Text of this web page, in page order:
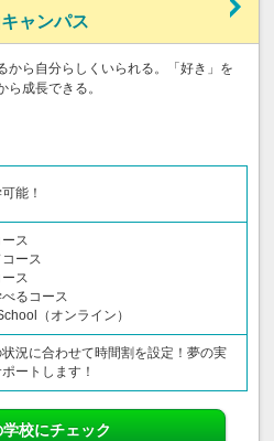
ャンパス
から自分らしくいられる。「好き」を
ら成長できる。
能！
ス
ース
ス
るコース
（オンライン）
況に合わせて時間割を設定！夢の実
ートします！
学校にチェック